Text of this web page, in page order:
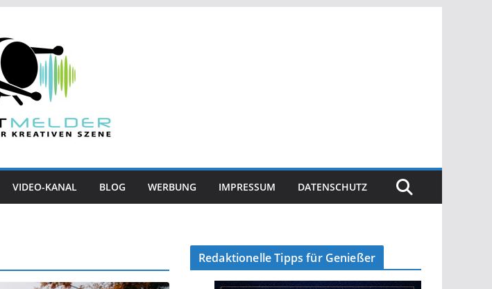
VIDEO-KANAL BLOG WERBUNG IMPRESSUM DATENSCHUTZ
Redaktionelle Tipps für Genießer